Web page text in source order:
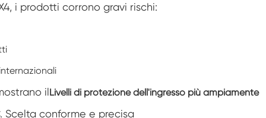
conservazione
Nebbia salina combinata e camera di prova
i prodotti corrono gravi rischi:
ilLivelli di protezione dell'ingresso più ampiamente
Scelta conforme e precisa